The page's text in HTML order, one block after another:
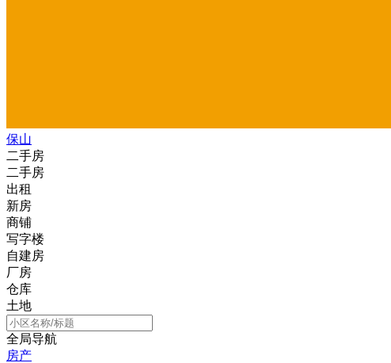
保山
二手房
二手房
出租
新房
商铺
写字楼
自建房
厂房
仓库
土地
全局导航
房产